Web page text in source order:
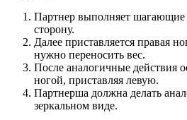
Партнер выполняет
сторону.
Далее приставляется правая
нужно переносить вес.
После аналогичные действия
ногой, приставляя левую.
Партнерша должна делать
зеркальном виде.